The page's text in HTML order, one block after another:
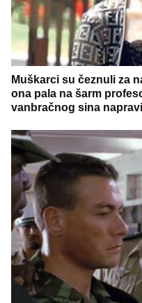
Muškarci su čeznuli za
ona pala na šarm
vanbračnog sina